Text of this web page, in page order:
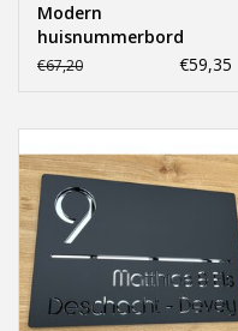
Modern
huisnummerbord
vierkant laser
€67,20 €59,35